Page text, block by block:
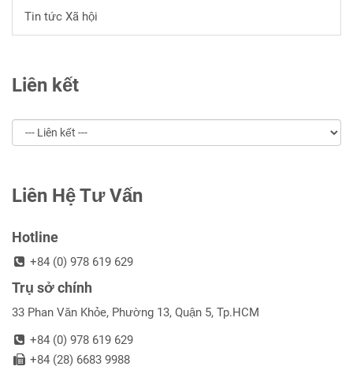
Tin tức Xã hội
Liên kết
Liên Hệ Tư Vấn
Hotline
+84 (0) 978 619 629
Trụ sở chính
33 Phan Văn Khỏe, Phường 13, Quận 5, Tp.HCM
+84 (0) 978 619 629
+84 (28) 6683 9988